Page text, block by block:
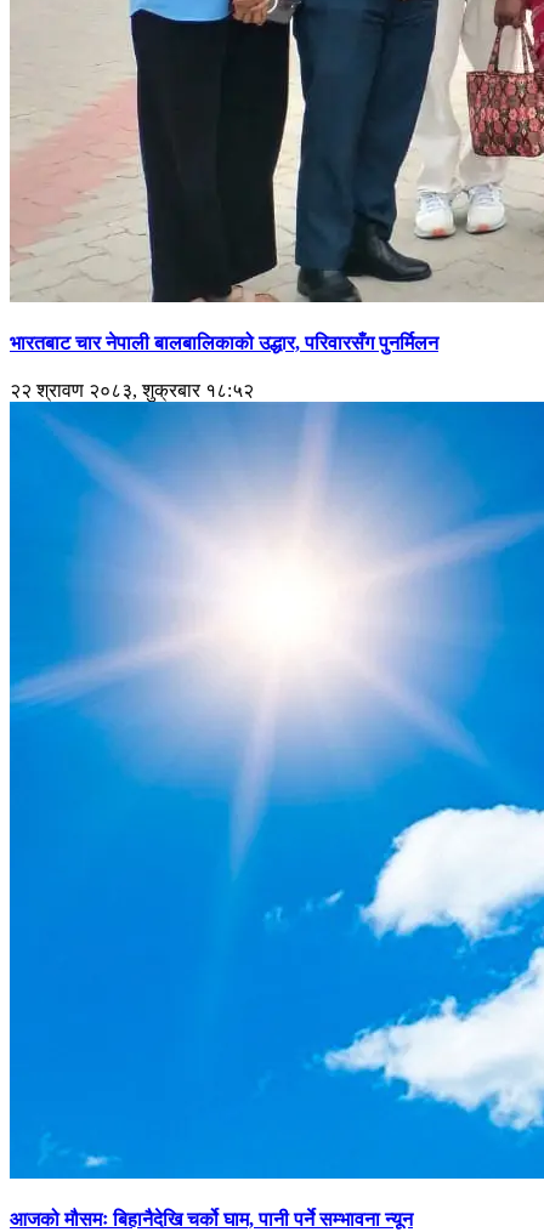
भारतबाट चार नेपाली बालबालिकाको उद्धार, परिवारसँग पुनर्मिलन
२२ श्रावण २०८३, शुक्रबार १८:५२
आजको मौसमः बिहानैदेखि चर्को घाम, पानी पर्ने सम्भावना न्यून